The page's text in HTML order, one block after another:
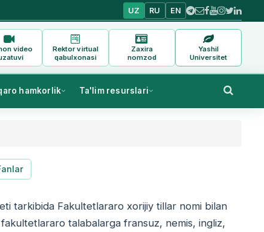
UZ RU EN
video
Rektor virtual
qabulxonasi
Zaxira
nomzod
Yashil
Universitet
hamkorlik Ta'lim resurslari
tarkibida Fakultetlararo xorijiy tillar nomi bilan
talabalarga fransuz, nemis, ingliz,